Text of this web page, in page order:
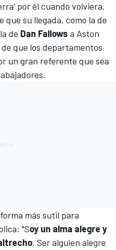
por él cuando volviera.
que su llegada, como la de
de Dan Fallows a Aston
que los departamentos
un gran referente que sea
más sutil para
"Soy un alma alegre y
. Ser alguien alegre